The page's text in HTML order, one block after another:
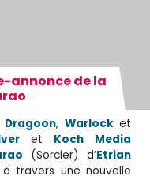
annonce de la
Dragoon, Warlocket
et Koch Media
(Sorcier) d’Etrian
à travers une nouvelle